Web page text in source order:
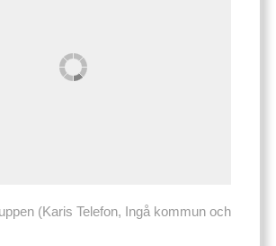
(Karis Telefon, Ingå kommun och